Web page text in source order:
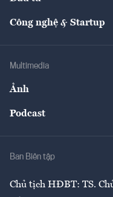
Tư vấn
Công nghệ & Startup
Multimedia
Ảnh
Podcast
Ban Biên tập
Chủ tịch HĐBT: TS.